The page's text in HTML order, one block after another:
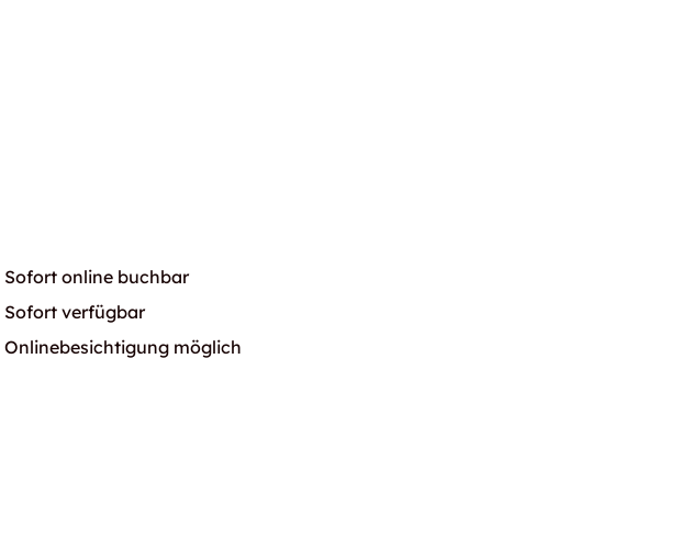
Sofort online buchbar
Sofort verfügbar
Onlinebesichtigung möglich